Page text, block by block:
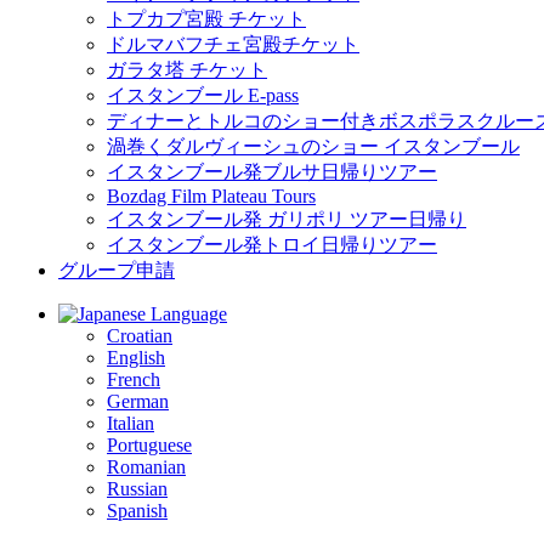
トプカプ宮殿 チケット
ドルマバフチェ宮殿チケット
ガラタ塔 チケット
イスタンブール E-pass
ディナーとトルコのショー付きボスポラスクルー
渦巻くダルヴィーシュのショー イスタンブール
イスタンブール発ブルサ日帰りツアー
Bozdag Film Plateau Tours
イスタンブール発 ガリポリ ツアー日帰り
イスタンブール発トロイ日帰りツアー
グループ申請
Language
Croatian
English
French
German
Italian
Portuguese
Romanian
Russian
Spanish